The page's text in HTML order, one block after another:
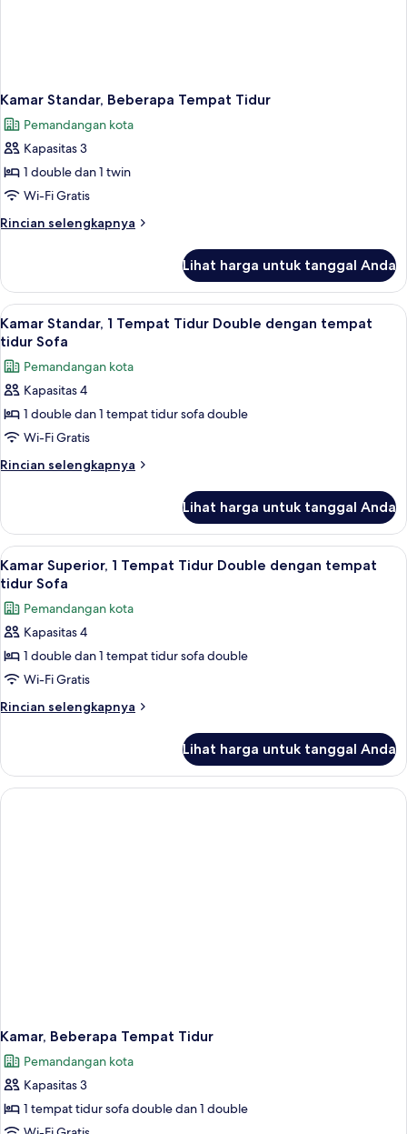
Kamar Standar, Beberapa Tempat Tidur
Pemandangan kota
Kapasitas 3
1 double dan 1 twin
Wi-Fi Gratis
Rincian selengkapnya
Rincian
Kamar
Standar,
Beberapa
Tempat
Lihat harga untuk tanggal Anda
Lihat
semua
foto
untuk
Kamar
Standar,
1
Tempat
dengan
tempat
tidur
Sofa
Bantalan ekstra lembut, brankas,
1
Kamar Standar, 1 Tempat Tidur Double dengan tempat
tidur Sofa
Pemandangan kota
Kapasitas 4
1 double dan 1 tempat tidur sofa double
Wi-Fi Gratis
Rincian selengkapnya
Rincian
Kamar
Standar,
1
Tempat
Double
dengan
tempat
tidur
Sofa
Lihat harga untuk tanggal Anda
Lihat
semua
foto
untuk
Kamar
Superior,
1
Tempat
dengan
tempat
tidur
Bantalan ekstra lembut, brankas,
1
Kamar Superior, 1 Tempat Tidur Double dengan tempat
tidur Sofa
Pemandangan kota
Kapasitas 4
1 double dan 1 tempat tidur sofa double
Wi-Fi Gratis
Rincian selengkapnya
Rincian
Kamar
Superior,
1
Lihat harga untuk tanggal Anda
Kamar, Beberapa Tempat Tidur
Pemandangan kota
Kapasitas 3
1 tempat tidur sofa double dan 1 double